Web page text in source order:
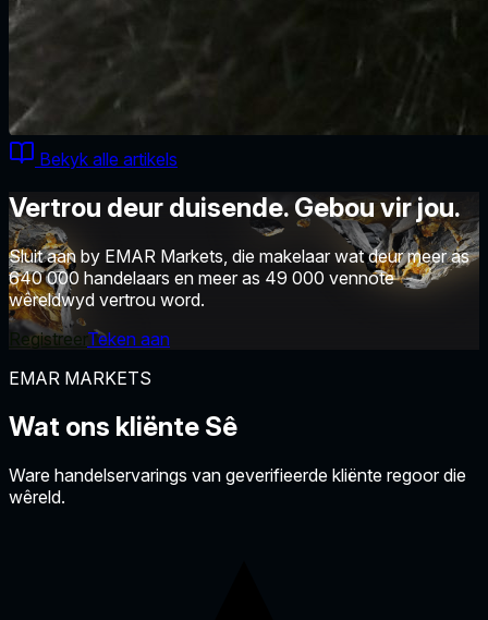
Bekyk alle artikels
Vertrou deur duisende. Gebou vir jou.
Sluit aan by EMAR Markets, die makelaar wat deur meer as
640 000 handelaars en meer as 49 000 vennote
wêreldwyd vertrou word.
RegistreerTeken aan
EMAR MARKETS
Wat ons kliënte Sê
Ware handelservarings van geverifieerde kliënte regoor die
wêreld.